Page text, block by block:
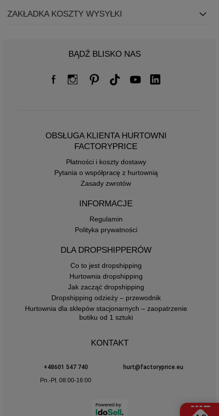
ZAKŁADKA KOSZTY WYSYŁKI
BĄDŹ BLISKO NAS
OBSŁUGA KLIENTA HURTOWNI
FACTORYPRICE
Płatności i koszty dostawy
Pytania o współpracę z hurtownią
Zasady zwrotów
INFORMACJE
Regulamin
Polityka prywatności
DLA DROPSHIPPERÓW
Co to jest dropshipping
Hurtownia dropshipping
Jak zacząć dropshipping
Dropshipping odzieży – przewodnik
Hurtownia dla sklepów stacjonarnych – zaopatrzenie
butiku od 1 sztuki
KONTAKT
+48601 547 740
hurt@factoryprice.eu
Pn.-Pt. 08:00-16:00